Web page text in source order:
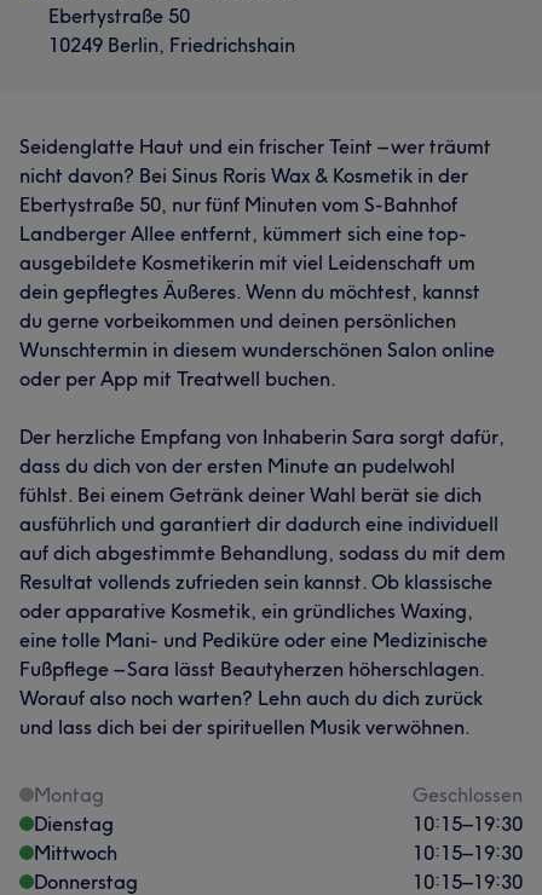
Ebertystraße 50
10249 Berlin, Friedrichshain
Seidenglatte Haut und ein frischer Teint – wer träumt
nicht davon? Bei Sinus Roris Wax & Kosmetik in der
Ebertystraße 50, nur fünf Minuten vom S-Bahnhof
Landberger Allee entfernt, kümmert sich eine top-
ausgebildete Kosmetikerin mit viel Leidenschaft um
dein gepflegtes Äußeres. Wenn du möchtest, kannst
du gerne vorbeikommen und deinen persönlichen
Wunschtermin in diesem wunderschönen Salon online
oder per App mit Treatwell buchen.
Der herzliche Empfang von Inhaberin Sara sorgt dafür,
dass du dich von der ersten Minute an pudelwohl
fühlst. Bei einem Getränk deiner Wahl berät sie dich
ausführlich und garantiert dir dadurch eine individuell
auf dich abgestimmte Behandlung, sodass du mit dem
Resultat vollends zufrieden sein kannst. Ob klassische
oder apparative Kosmetik, ein gründliches Waxing,
eine tolle Mani- und Pediküre oder eine Medizinische
Fußpflege – Sara lässt Beautyherzen höherschlagen.
Worauf also noch warten? Lehn auch du dich zurück
und lass dich bei der spirituellen Musik verwöhnen.
Montag
Geschlossen
Dienstag
10:15–19:30
Mittwoch
10:15–19:30
Donnerstag
10:15–19:30